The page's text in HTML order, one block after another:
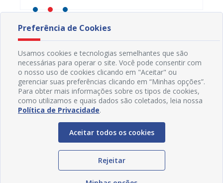
Redes Sociais
Preferência de Cookies
Usamos cookies e tecnologias semelhantes que são
necessárias para operar o site. Você pode consentir com
o nosso uso de cookies clicando em "Aceitar" ou
gerenciar suas preferências clicando em “Minhas opções”.
Para obter mais informações sobre os tipos de cookies,
como utilizamos e quais dados são coletados, leia nossa
Política de Privacidade.
Aceitar todos os cookies
Rejeitar